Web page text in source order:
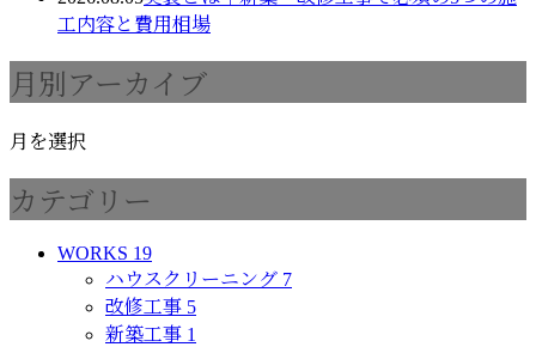
工内容と費用相場
月別アーカイブ
月を選択
カテゴリー
WORKS 19
ハウスクリーニング 7
改修工事 5
新築工事 1